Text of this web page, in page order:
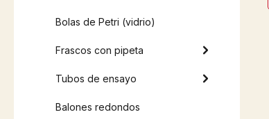
Bolas de Petri (vidrio)
Frascos con pipeta
Tubos de ensayo
Balones redondos